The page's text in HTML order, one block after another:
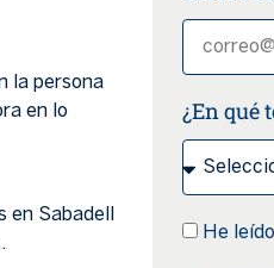
la persona
en lo
en Sabadell
¿En qué
He